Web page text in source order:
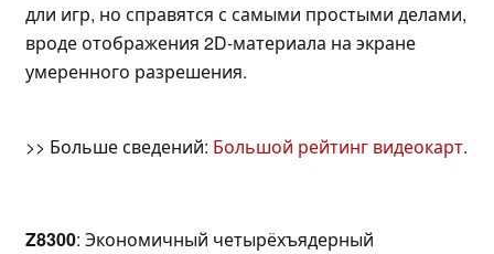
дли игр, но справятся с самыми простыми делами,
вроде отображения 2D-материала на экране
умеренного разрешения.
>> Больше сведений: Большой рейтинг видеокарт.
Z8300: Экономичный четырёхъядерный